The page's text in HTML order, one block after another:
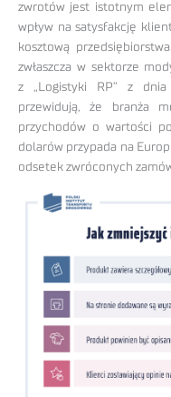
zwrotów jest istotnym
wpływ na satysfakcję
kosztową
zwłaszcza w sektorze
z „Logistyki RP” z
przewidują, że branża
przychodów o wartości
dolarów przypada na
odsetek zwróconych